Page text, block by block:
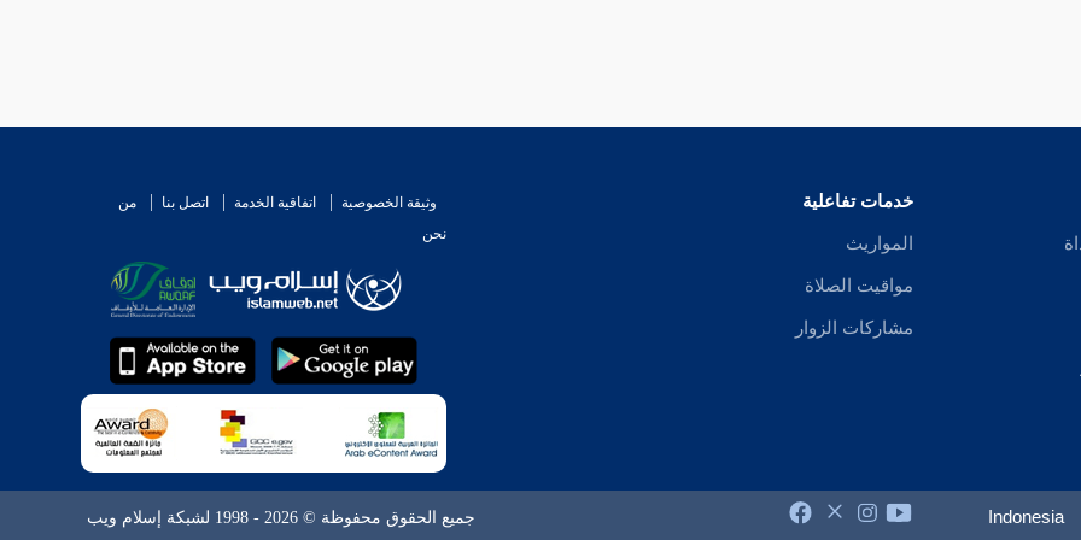
خدمات تفاعلية
المواريث
مواقيت الصلاة
مشاركات الزوار
وثيقة الخصوصية اتفاقية الخدمة اتصل بنا
من
نحن
Indonesia جميع الحقوق محفوظة © 2026 - 1998 لشبكة إسلام ويب